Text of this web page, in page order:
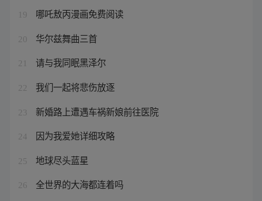
19 哪吒敖丙漫画免费阅读
20 华尔兹舞曲三首
21 请与我同眠黑泽尔
22 我们一起将悲伤放逐
23 新婚路上遭遇车祸新娘前往医院
24 因为我爱她详细攻略
25 地球尽头蓝星
26 全世界的大海都连着吗